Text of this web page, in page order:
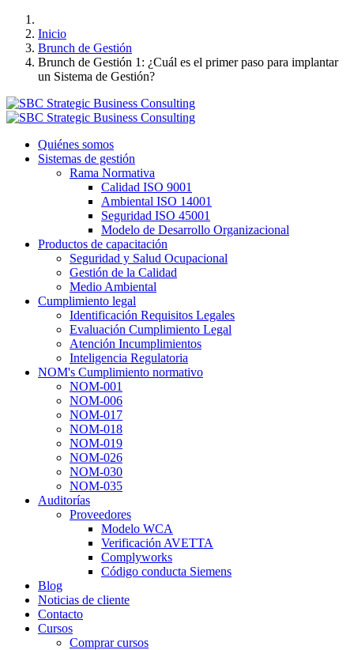
Inicio
Brunch de Gestión
Brunch de Gestión 1: ¿Cuál es el primer paso para implantar
un Sistema de Gestión?
Quiénes somos
Sistemas de gestión
Rama Normativa
Calidad ISO 9001
Ambiental ISO 14001
Seguridad ISO 45001
Modelo de Desarrollo Organizacional
Productos de capacitación
Seguridad y Salud Ocupacional
Gestión de la Calidad
Medio Ambiental
Cumplimiento legal
Identificación Requisitos Legales
Evaluación Cumplimiento Legal
Atención Incumplimientos
Inteligencia Regulatoria
NOM's Cumplimiento normativo
NOM-001
NOM-006
NOM-017
NOM-018
NOM-019
NOM-026
NOM-030
NOM-035
Auditorías
Proveedores
Modelo WCA
Verificación AVETTA
Complyworks
Código conducta Siemens
Blog
Noticias de cliente
Contacto
Cursos
Comprar cursos